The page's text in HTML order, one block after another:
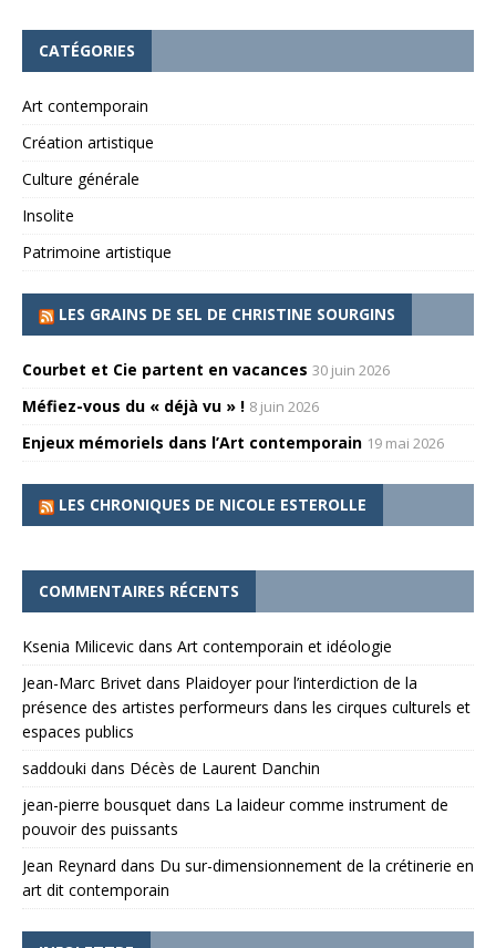
CATÉGORIES
Art contemporain
Création artistique
Culture générale
Insolite
Patrimoine artistique
LES GRAINS DE SEL DE CHRISTINE SOURGINS
Courbet et Cie partent en vacances 30 juin 2026
Méfiez-vous du « déjà vu » ! 8 juin 2026
Enjeux mémoriels dans l’Art contemporain 19 mai 2026
LES CHRONIQUES DE NICOLE ESTEROLLE
COMMENTAIRES RÉCENTS
Ksenia Milicevic dans Art contemporain et idéologie
Jean-Marc Brivet dans Plaidoyer pour l’interdiction de la
présence des artistes performeurs dans les cirques culturels et
espaces publics
saddouki dans Décès de Laurent Danchin
jean-pierre bousquet dans La laideur comme instrument de
pouvoir des puissants
Jean Reynard dans Du sur-dimensionnement de la crétinerie en
art dit contemporain